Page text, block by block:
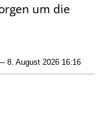
um die
8. August 2026 16:16